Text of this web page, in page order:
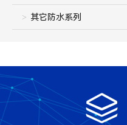
其它防水系列
